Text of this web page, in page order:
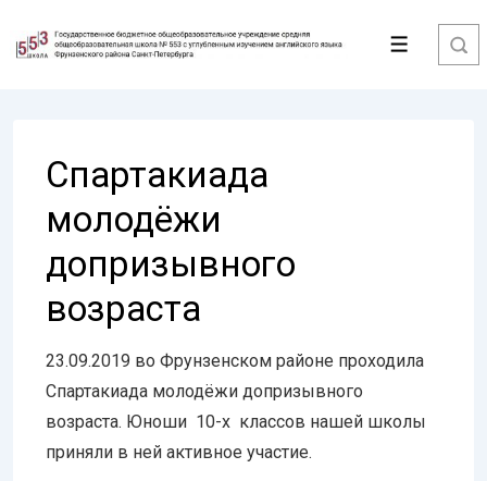
Перейти
Меню
Спартакиада
молодёжи
допризывного
возраста
23.09.2019 во Фрунзенском районе проходила
Спартакиада молодёжи допризывного
возраста. Юноши 10-х классов нашей школы
приняли в ней активное участие.